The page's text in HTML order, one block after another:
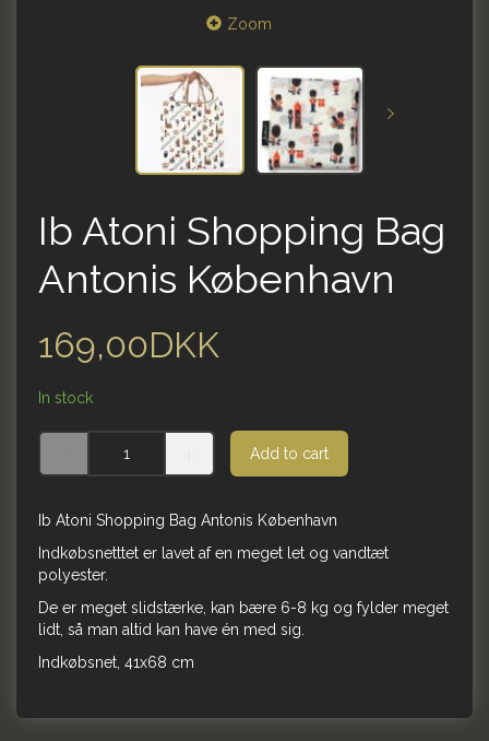
Zoom
Ib Atoni Shopping Bag
Antonis København
169,00DKK
In stock
Add to cart
Ib Atoni Shopping Bag Antonis København
Indkøbsnetttet er lavet af en meget let og vandtæt
polyester.
De er meget slidstærke, kan bære 6-8 kg og fylder meget
lidt, så man altid kan have én med sig.
Indkøbsnet, 41x68 cm